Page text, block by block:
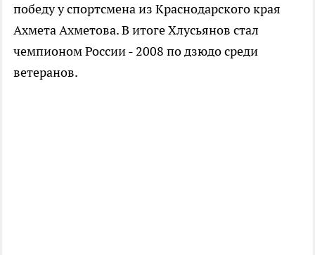
победу у спортсмена из Краснодарского края
Ахмета Ахметова. В итоге Хлусьянов стал
чемпионом России - 2008 по дзюдо среди
ветеранов.